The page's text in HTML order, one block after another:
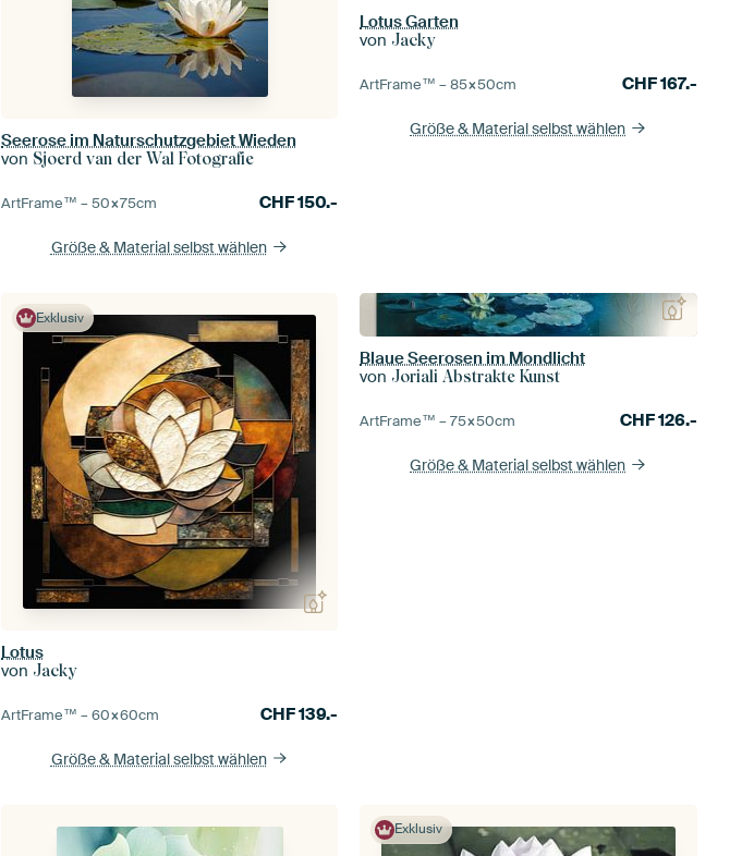
Seerose im Naturschutzgebiet Wieden
von Sjoerd van der Wal Fotografie
ArtFrame™ –50×75cm CHF150.-
Größe & Material selbst wählen
Lotus Garten
von Jacky
ArtFrame™ –85×50cm CHF167.-
Größe & Material selbst wählen
Exklusiv
Lotus
von Jacky
ArtFrame™ –60×60cm CHF139.-
Größe & Material selbst wählen
Blaue Seerosen im Mondlicht
von Joriali Abstrakte Kunst
ArtFrame™ –75×50cm CHF126.-
Größe & Material selbst wählen
Exklusiv